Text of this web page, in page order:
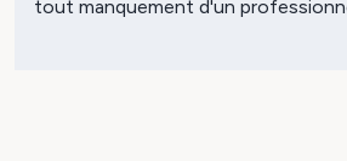
tout manquement d'un